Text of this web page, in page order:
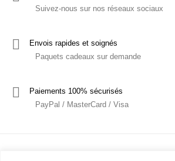
Suivez-nous sur nos réseaux sociaux
Envois rapides et soignés
Paquets cadeaux sur demande
Paiements 100% sécurisés
PayPal / MasterCard / Visa